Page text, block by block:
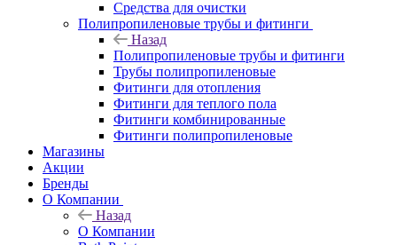
Средства для очистки
Полипропиленовые трубы и фитинги
Назад
Полипропиленовые трубы и фитинги
Трубы полипропиленовые
Фитинги для отопления
Фитинги для теплого пола
Фитинги комбинированные
Фитинги полипропиленовые
Магазины
Акции
Бренды
О Компании
Назад
О Компании